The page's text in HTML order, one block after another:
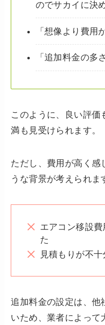
のでサカイに決
「想像より費用
「追加料金の多
このように、良い評価
満も見受けられます。
ただし、費用が高く感
うな背景が考えられま
エアコン移設
た
見積もりが不
追加料金の設定は、他
いため、業者によって